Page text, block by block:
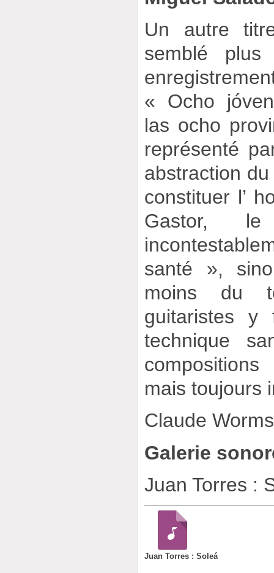
Un autre
semblé
« Ocho
las ocho
représenté
abstraction
constituer l’
Gastor,
santé »,
moins du
guitaristes y
technique
mais toujours
Claude Worms
Galerie
Juan Torres :
Juan Torres : Soleá